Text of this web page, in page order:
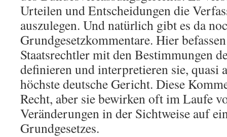
Urteilen und Entscheidungen die
auszulegen. Und natürlich gibt es da
Grundgesetzkommentare. Hier
Staatsrechtler mit den Bestimmungen
definieren und interpretieren sie, quasi
höchste deutsche Gericht. Diese
Recht, aber sie bewirken oft im Laufe
Veränderungen in der Sichtweise auf
Grundgesetzes.